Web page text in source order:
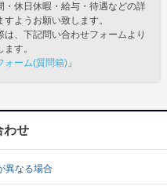
休日休暇・給与・待遇などの詳
ようお願い致します。
、下記問い合わせフォームより
す。
ォーム(質問箱) 」
わせ
異なる場合